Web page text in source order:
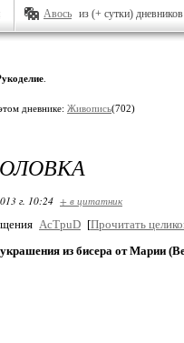
Авось из (+ сутки) дневников
дневнике: Живопись(702)
г. 10:24 + в цитатник
AcTpuD [Прочитать
из бисера от Марии